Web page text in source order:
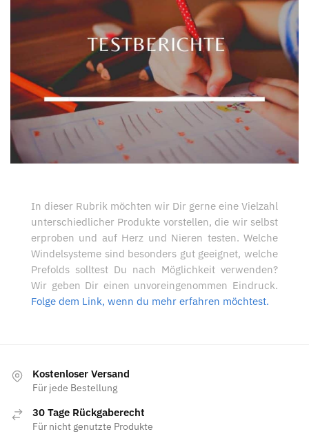
In dieser Rubrik möchten wir Dir gerne eine Vielzahl
unterschiedlicher Produkte vorstellen, die wir selbst
erproben und auf Herz und Nieren testen. Welche
Windelsysteme sind besonders gut geeignet, welche
Prefolds solltest Du nach Möglichkeit verwenden?
Wir geben Dir einen unvoreingenommen Eindruck.
Folge dem Link, wenn du mehr erfahren möchtest.
Kostenloser Versand
Für jede Bestellung
30 Tage Rückgaberecht
Für nicht genutzte Produkte